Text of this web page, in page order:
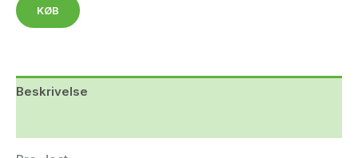
KØB
Beskrivelse